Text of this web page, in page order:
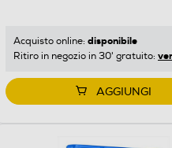
Acquisto online: disponibile
Ritiro in negozio in 30' gratuito:
AGGIUNGI